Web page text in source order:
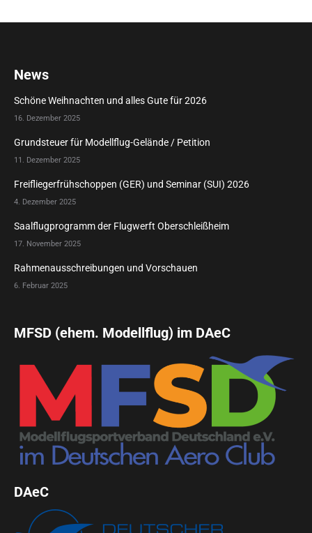
News
Schöne Weihnachten und alles Gute für 2026
16. Dezember 2025
Grundsteuer für Modellflug-Gelände / Petition
11. Dezember 2025
Freifliegerfrühschoppen (GER) und Seminar (SUI) 2026
4. Dezember 2025
Saalflugprogramm der Flugwerft Oberschleißheim
17. November 2025
Rahmenausschreibungen und Vorschauen
6. Februar 2025
MFSD (ehem. Modellflug) im DAeC
DAeC